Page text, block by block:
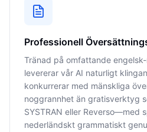
Professionell
Tränad på omfattande
levererar vår AI naturligt
konkurrerar med mänskliga
noggrannhet än gratisverktyg
SYSTRAN eller Reverso—med
nederländskt grammatiskt